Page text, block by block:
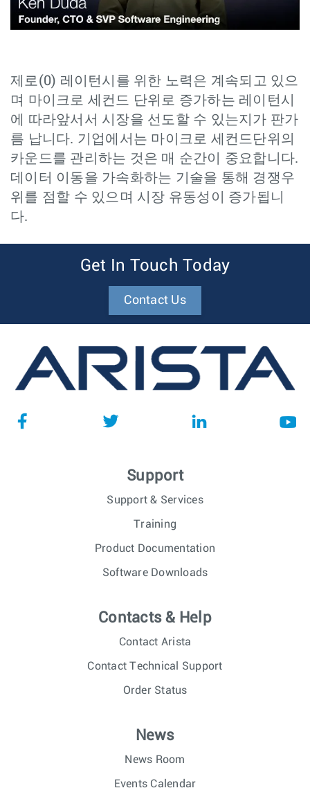
제로(0) 레이턴시를 위한 노력은 계속되고 있으
며 마이크로 세컨드 단위로 증가하는 레이턴시
에 따라앞서서 시장을 선도할 수 있는지가 판가
름 납니다. 기업에서는 마이크로 세컨드단위의
카운드를 관리하는 것은 매 순간이 중요합니다.
데이터 이동을 가속화하는 기술을 통해 경쟁우
위를 점할 수 있으며 시장 유동성이 증가됩니
다.
Get In Touch Today
Contact Us
Support
Support & Services
Training
Product Documentation
Software Downloads
Contacts & Help
Contact Arista
Contact Technical Support
Order Status
News
News Room
Events Calendar